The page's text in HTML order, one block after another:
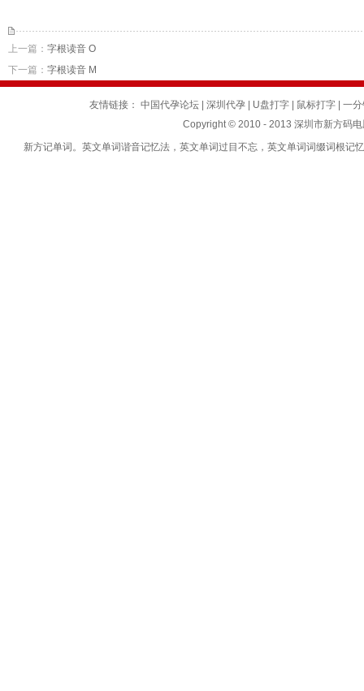
上一篇： 字根读音 O
下一篇： 字根读音 M
友情链接： 中国代孕论坛 深圳代孕 U盘打字 鼠标打字
一
Copyright © 2010 - 2013 深圳市新方码
新方记单词。英文单词谐音记忆法，英文单词过目不忘，英文单词词缀词根